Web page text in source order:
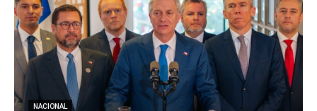
NACIONAL